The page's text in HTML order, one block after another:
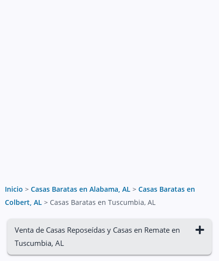
Inicio > Casas Baratas en Alabama, AL > Casas Baratas en
Colbert, AL > Casas Baratas en Tuscumbia, AL
Venta de Casas Reposeídas y Casas en Remate en
Tuscumbia, AL